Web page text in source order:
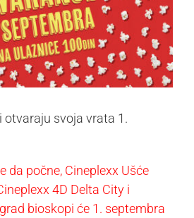
otvaraju svoja vrata 1.
da počne, Cineplexx Ušće
4D Delta City i
bioskopi će 1. septembra